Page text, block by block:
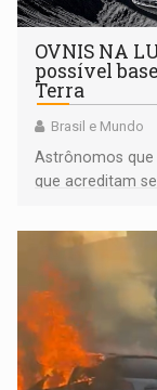
OVNIS NA
possível
Terra
Brasil e Mundo
Astrônomos
que acreditam
órbita